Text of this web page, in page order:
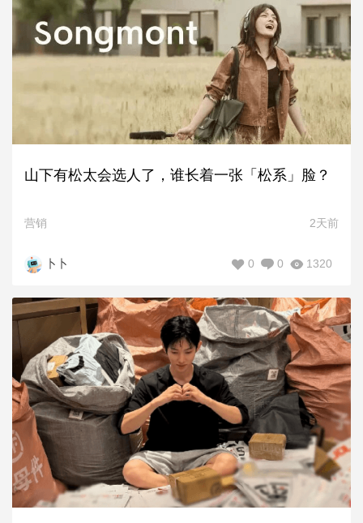
山下有松太会选人了，谁长着一张「松系」脸？
营销 2天前
卜卜 1320
0
0